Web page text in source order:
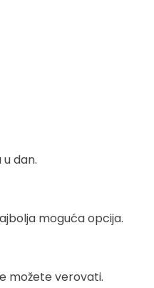
dan.
moguća opcija.
možete verovati.